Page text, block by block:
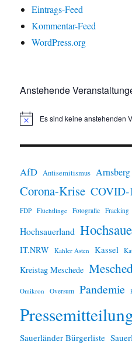
Eintrags-Feed
Kommentar-Feed
WordPress.org
Anstehende
H
s
Es sind keine anstehenden
AfD Antisemitismus Arnsberg
Corona-Krise COVID-
FDP Flüchtlinge Fotografie Fracking
Hochsauerland
IT.NRW Kahler Asten Kassel
Kreistag Meschede
Omikron Oversum Pandemie
Sauerländer Bürgerliste